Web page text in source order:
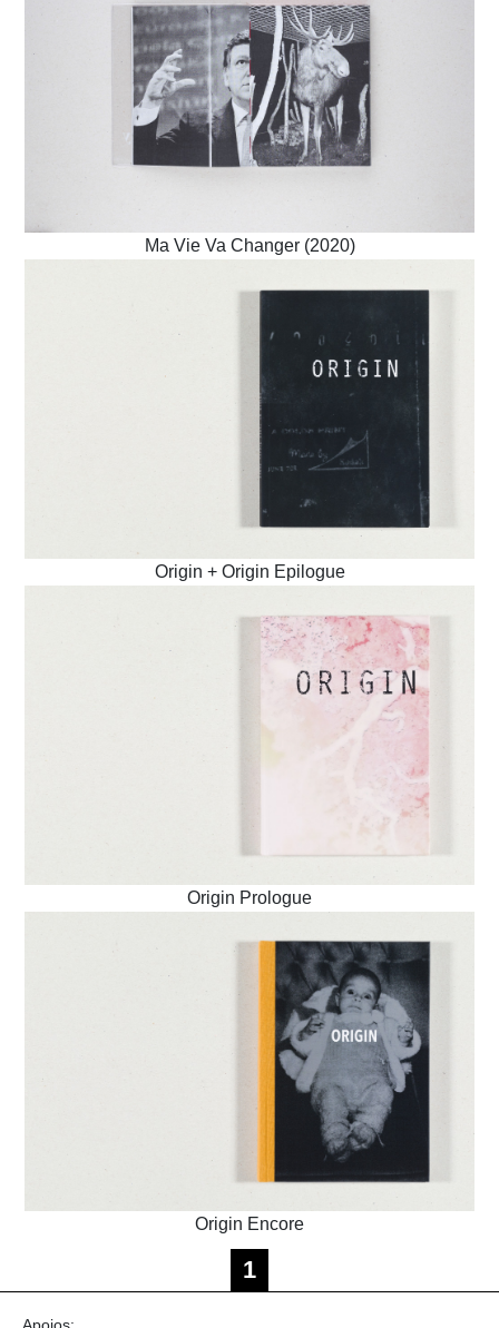
Ma Vie Va Changer (2020)
Origin + Origin Epilogue
Origin Prologue
Origin Encore
1